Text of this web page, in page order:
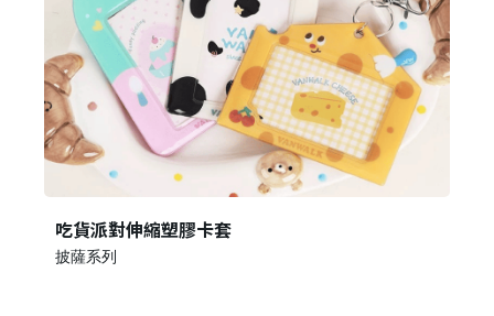
吃貨派對伸縮塑膠卡套
披薩系列